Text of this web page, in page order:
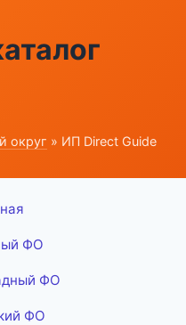
округ » ИП Direct Guide
ФО
ФО
ФО